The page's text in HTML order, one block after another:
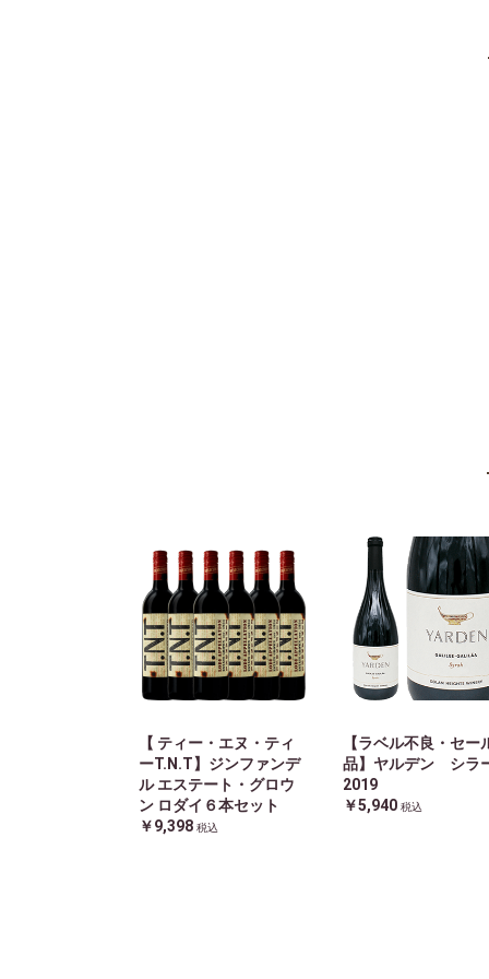
【 ティー・エヌ・ティ
ーT.N.T】ジンファンデ
ル エステート・グロウ
ン ロダイ６本セット
￥9,398 税込
【ラベル不良・セー
品】ヤルデン シラ
2019
￥5,940 税込